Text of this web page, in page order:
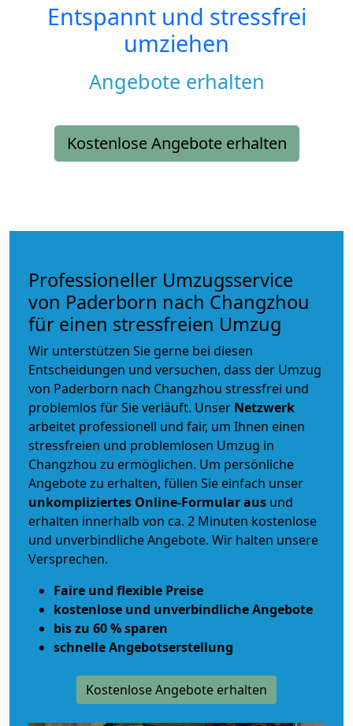
Entspannt und stressfrei
umziehen
Angebote erhalten
Kostenlose Angebote erhalten
Professioneller Umzugsservice
von Paderborn nach Changzhou
für einen stressfreien Umzug
Wir unterstützen Sie gerne bei diesen
Entscheidungen und versuchen, dass der Umzug
von Paderborn nach Changzhou stressfrei und
problemlos für Sie verläuft. Unser Netzwerk
arbeitet professionell und fair, um Ihnen einen
stressfreien und problemlosen Umzug in
Changzhou zu ermöglichen. Um persönliche
Angebote zu erhalten, füllen Sie einfach unser
unkompliziertes Online-Formular aus und
erhalten innerhalb von ca. 2 Minuten kostenlose
und unverbindliche Angebote. Wir halten unsere
Versprechen.
Faire und flexible Preise
kostenlose und unverbindliche Angebote
bis zu 60 % sparen
schnelle Angebotserstellung
Kostenlose Angebote erhalten